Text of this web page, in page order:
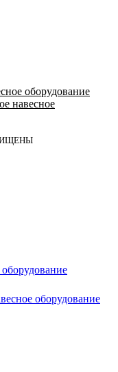
оборудование
навесное
оборудование